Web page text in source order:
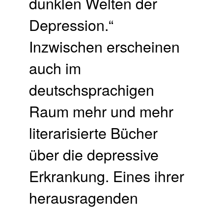
Depression.“
Inzwischen erscheinen
auch im
deutschsprachigen
Raum mehr und mehr
literarisierte Bücher
über die depressive
Erkrankung. Eines ihrer
herausragenden